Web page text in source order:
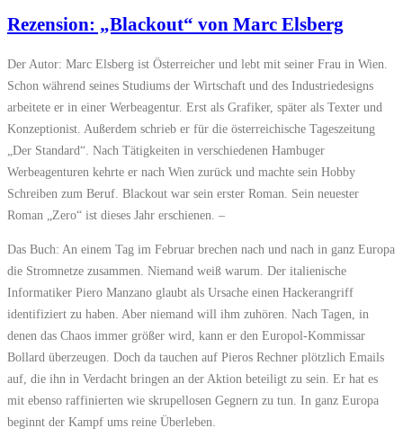
Rezension: „Blackout“ von Marc Elsberg
Der Autor: Marc Elsberg ist Österreicher und lebt mit seiner Frau in Wien.
Schon während seines Studiums der Wirtschaft und des Industriedesigns
arbeitete er in einer Werbeagentur. Erst als Grafiker, später als Texter und
Konzeptionist. Außerdem schrieb er für die österreichische Tageszeitung
„Der Standard“. Nach Tätigkeiten in verschiedenen Hambuger
Werbeagenturen kehrte er nach Wien zurück und machte sein Hobby
Schreiben zum Beruf. Blackout war sein erster Roman. Sein neuester
Roman „Zero“ ist dieses Jahr erschienen. –
Das Buch: An einem Tag im Februar brechen nach und nach in ganz Europa
die Stromnetze zusammen. Niemand weiß warum. Der italienische
Informatiker Piero Manzano glaubt als Ursache einen Hackerangriff
identifiziert zu haben. Aber niemand will ihm zuhören. Nach Tagen, in
denen das Chaos immer größer wird, kann er den Europol-Kommissar
Bollard überzeugen. Doch da tauchen auf Pieros Rechner plötzlich Emails
auf, die ihn in Verdacht bringen an der Aktion beteiligt zu sein. Er hat es
mit ebenso raffinierten wie skrupellosen Gegnern zu tun. In ganz Europa
beginnt der Kampf ums reine Überleben.